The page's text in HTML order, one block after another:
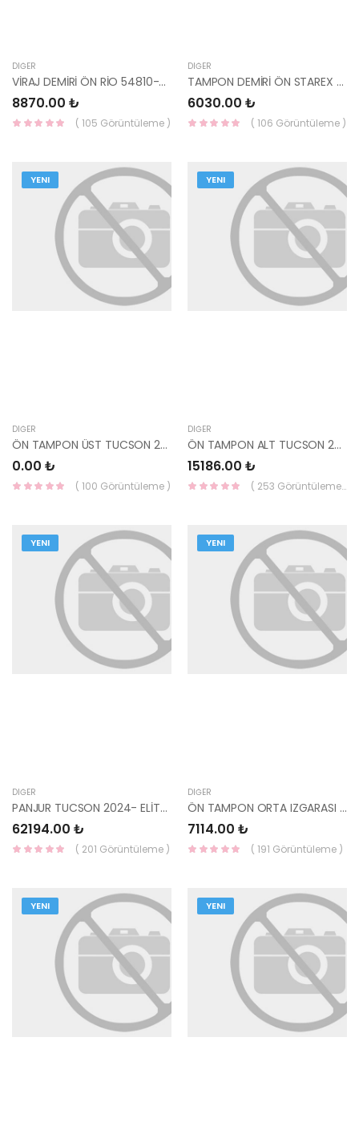
DIĞER
VİRAJ DEMİRİ ÖN RİO 54810-H8000-HMC
8870.00 ₺
( 105 Görüntüleme )
DIĞER
TAMPON DEMİRİ ÖN STAREX KMY LİBERO 86530-47000-HMC
6030.00 ₺
( 106 Görüntüleme )
YENI
DIĞER
ÖN TAMPON ÜST TUCSON 2021- 86540-N7000-MOBIS
0.00 ₺
( 100 Görüntüleme )
YENI
DIĞER
ÖN TAMPON ALT TUCSON 2024- 86512-N7GA0CA-MOBIS
15186.00 ₺
( 253 Görüntüleme )
YENI
DIĞER
PANJUR TUCSON 2024- ELİTE 86350-N7HA0TRC-MOBIS
62194.00 ₺
( 201 Görüntüleme )
YENI
DIĞER
ÖN TAMPON ORTA IZGARASI TUCSON 2024- ELİTE PLUS 86530-N7GB0CA-MOBIS
7114.00 ₺
( 191 Görüntüleme )
YENI YENI